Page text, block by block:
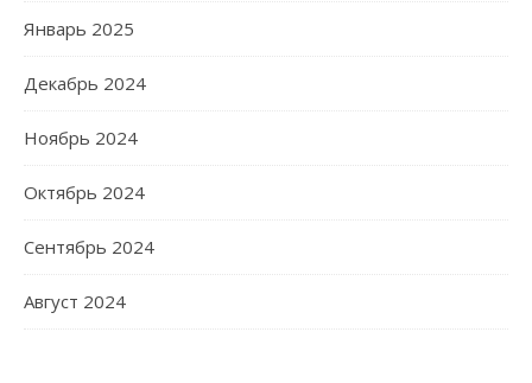
Январь 2025
Декабрь 2024
Ноябрь 2024
Октябрь 2024
Сентябрь 2024
Август 2024